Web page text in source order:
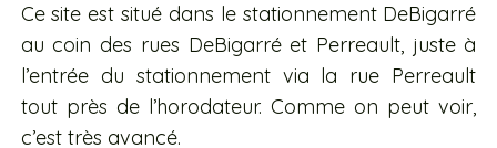
Ce site est situé dans le stationnement DeBigarré
au coin des rues DeBigarré et Perreault, juste à
l’entrée du stationnement via la rue Perreault
tout près de l’horodateur. Comme on peut voir,
c’est très avancé.